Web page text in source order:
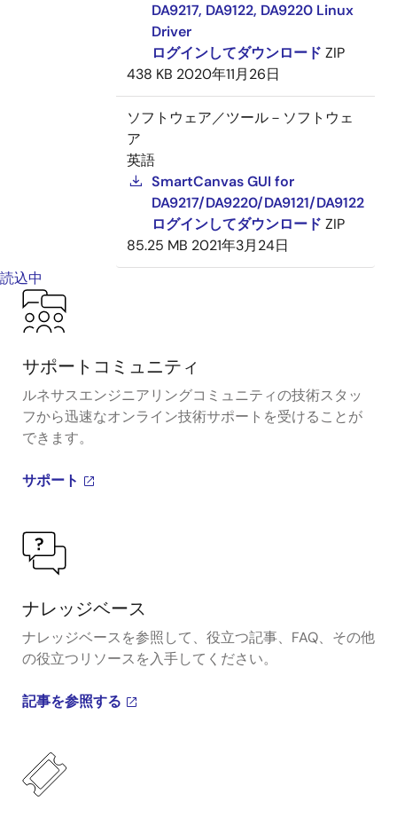
DA9217, DA9122, DA9220 Linux
Driver
ログインしてダウンロード ZIP
438 KB 2020年11月26日
ソフトウェア／ツール－ソフトウェ
ア
英語
SmartCanvas GUI for
DA9217/DA9220/DA9121/DA9122
ログインしてダウンロード ZIP
85.25 MB 2021年3月24日
読込中
サポートコミュニティ
ルネサスエンジニアリングコミュニティの技術スタッ
フから迅速なオンライン技術サポートを受けることが
できます。
サポート
ナレッジベース
ナレッジベースを参照して、役立つ記事、FAQ、その他
の役立つリソースを入手してください。
記事を参照する